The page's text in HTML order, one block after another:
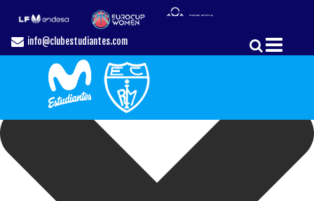
Gestionar el Consentimiento de las Cookies
info@clubestudiantes.com